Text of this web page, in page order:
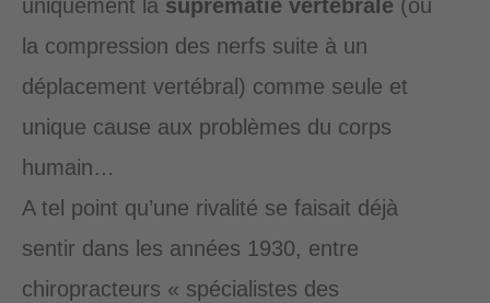
uniquement la suprématie vertébrale (ou
la compression des nerfs suite à un
déplacement vertébral) comme seule et
unique cause aux problèmes du corps
humain…
A tel point qu’une rivalité se faisait déjà
sentir dans les années 1930, entre
chiropracteurs « spécialistes des